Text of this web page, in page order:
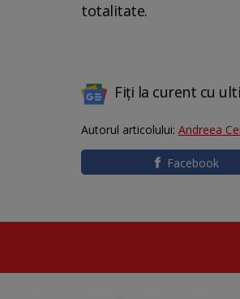
totalitate.
Fiți la curent cu
Autorul articolului: Andreea
Facebook